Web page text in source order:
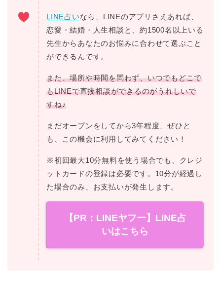
LINE占いなら、LINEのアプリさえあれば、
恋愛・結婚・人生相談と、約1500名以上いる
先生からあなたのお悩みに合わせて選ぶこと
ができるんです。
また、場所や時間を問わず、いつでもどこで
もLINEで直接相談ができるのがうれしいで
すね♪
まだオープンをしてから3年程度、ぜひと
も、この機会に利用してみてください！
※初回最大10分無料を使う場合でも、クレジ
ットカードの登録は必要です。10分が経過し
た場合のみ、お支払いが発生します。
【PR：LINEヤフー】LINE占
いはこちら